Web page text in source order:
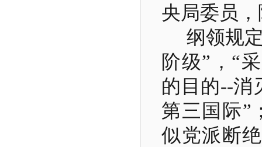
央局委员
纲领规
阶级”，“
的目的--消
第三国际”
似党派断